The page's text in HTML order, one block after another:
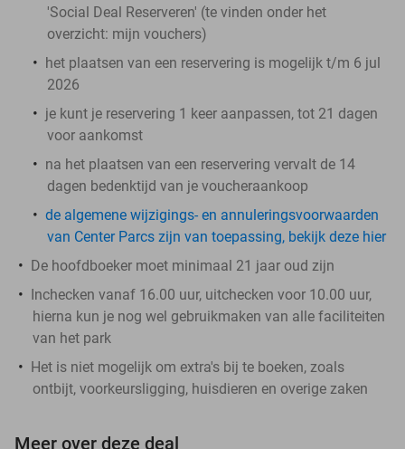
'Social Deal Reserveren' (te vinden onder het
overzicht: mijn vouchers)
het plaatsen van een reservering is mogelijk t/m 6 jul
2026
je kunt je reservering 1 keer aanpassen, tot 21 dagen
voor aankomst
na het plaatsen van een reservering vervalt de 14
dagen bedenktijd van je voucheraankoop
de algemene wijzigings- en annuleringsvoorwaarden
van Center Parcs zijn van toepassing, bekijk deze hier
De hoofdboeker moet minimaal 21 jaar oud zijn
Inchecken vanaf 16.00 uur, uitchecken voor 10.00 uur,
hierna kun je nog wel gebruikmaken van alle faciliteiten
van het park
Het is niet mogelijk om extra's bij te boeken, zoals
ontbijt, voorkeursligging, huisdieren en overige zaken
Meer over deze deal